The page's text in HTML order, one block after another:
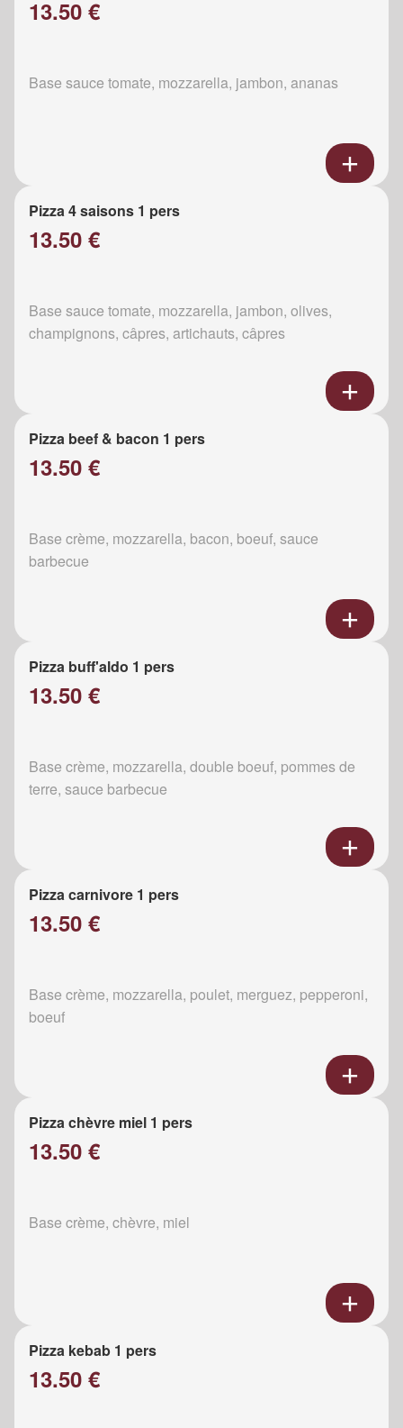
13.50 €
Base sauce tomate, mozzarella, jambon, ananas
Pizza 4 saisons 1 pers
13.50 €
Base sauce tomate, mozzarella, jambon, olives,
champignons, câpres, artichauts, câpres
Pizza beef & bacon 1 pers
13.50 €
Base crème, mozzarella, bacon, boeuf, sauce
barbecue
Pizza buff'aldo 1 pers
13.50 €
Base crème, mozzarella, double boeuf, pommes de
terre, sauce barbecue
Pizza carnivore 1 pers
13.50 €
Base crème, mozzarella, poulet, merguez, pepperoni,
boeuf
Pizza chèvre miel 1 pers
13.50 €
Base crème, chèvre, miel
Pizza kebab 1 pers
13.50 €